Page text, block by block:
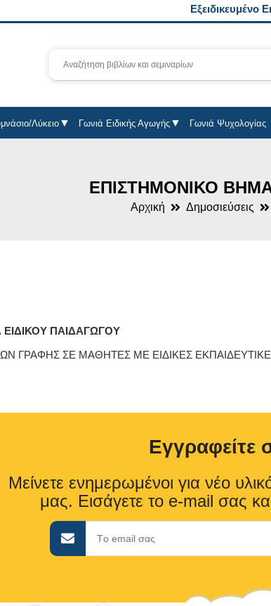
Εξειδικευμένο
Λύκειο Γωνιά Ειδικής Αγωγής Γωνιά Ψυχολογίας
ΕΠΙΣΤΗΜΟΝΙΚΟ
Αρχική Δημοσιεύσεις
ΠΑΙΔΑΓΩΓΟΥ
ΓΡΑΦΗΣ ΣΕ ΜΑΘΗΤΕΣ ΜΕ ΕΙΔΙΚΕΣ
Eγγραφείτε
Μείνετε ενημερωμένοι για νέο
μας. Εισάγετε το e-mail σας